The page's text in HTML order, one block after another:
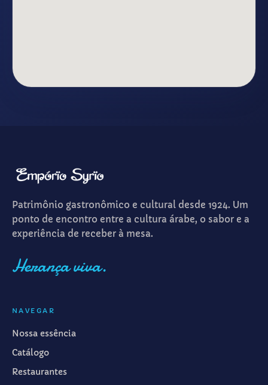
Patrimônio gastronômico e cultural desde 1924. Um
ponto de encontro entre a cultura árabe, o sabor e a
experiência de receber à mesa.
Herança viva.
NAVEGAR
Nossa essência
Catálogo
Restaurantes